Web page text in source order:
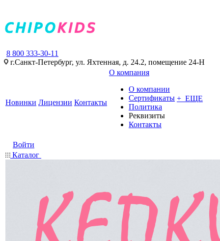
8 800 333-30-11
г.Санкт-Петербург, ул. Яхтенная, д. 24.2, помещение 24-Н
Новинки Лицензии Контакты
О компания
О компании
Сертификаты
Политика
Реквизиты
Контакты
+ ЕЩЕ
Войти
Каталог